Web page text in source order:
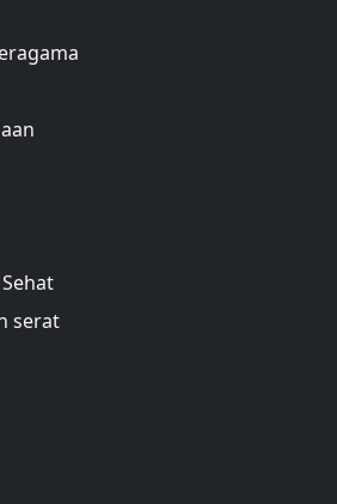
serat